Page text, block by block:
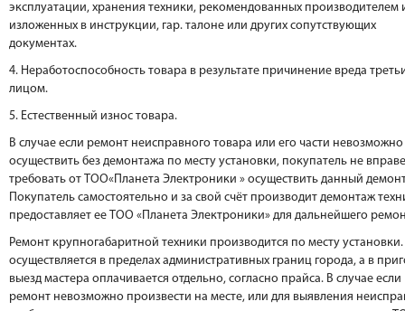
эксплуатации, хранения техники, рекомендованных производителем
изложенных в инструкции, гар. талоне или других сопутствующих
документах.
4. Неработоспособность товара в результате причинение вреда
лицом.
5. Естественный износ товара.
В случае если ремонт неисправного товара или его части невозможно
осуществить без демонтажа по месту установки, покупатель не вправе
требовать от ТОО«Планета Электроники » осуществить данный
Покупатель самостоятельно и за свой счёт производит демонтаж
предоставляет ее ТОО «Планета Электроники» для дальнейшего
Ремонт крупногабаритной техники производится по месту
осуществляется в пределах административных границ города, а в
выезд мастера оплачивается отдельно, согласно прайса. В случае если
ремонт невозможно произвести на месте, или для выявления